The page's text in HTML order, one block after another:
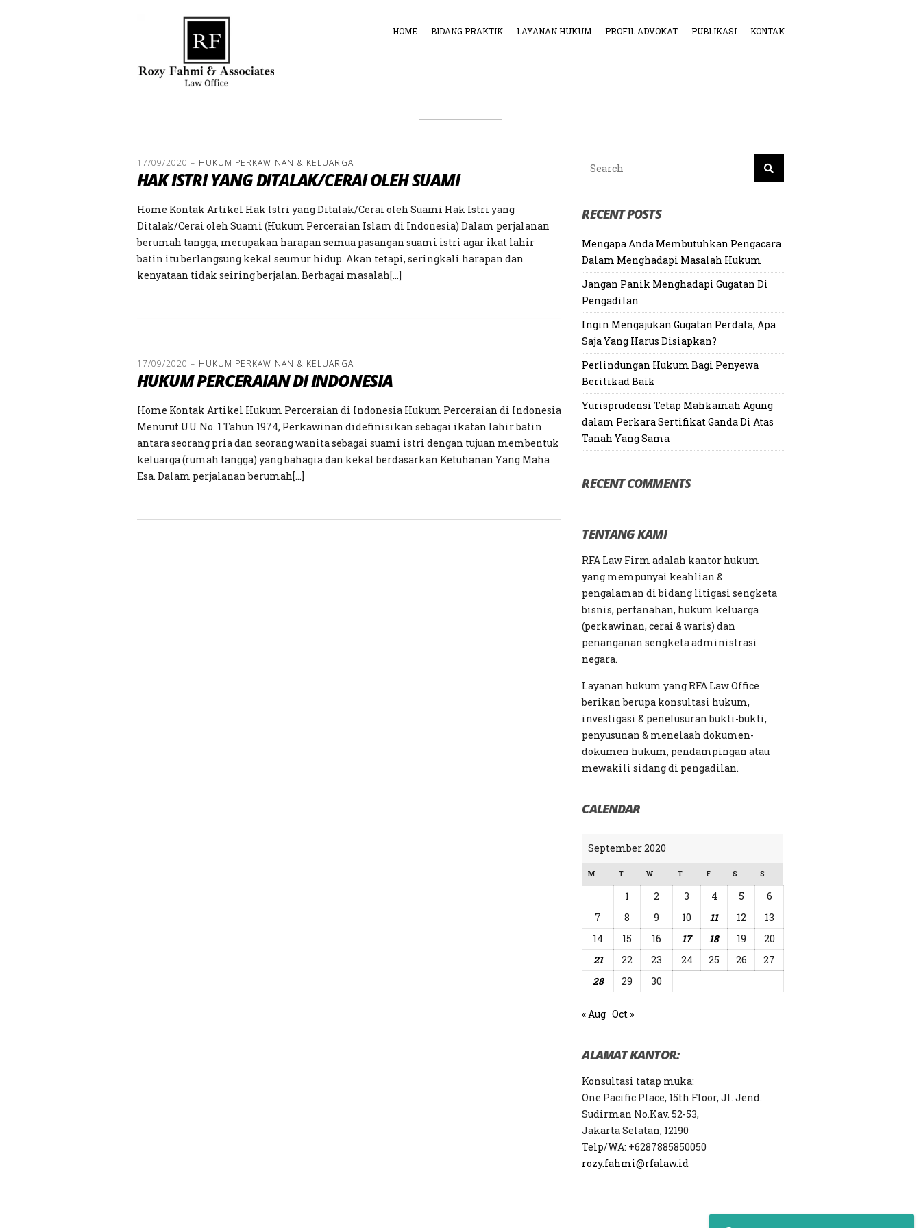
HOME BIDANG PRAKTIK LAYANAN HUKUM PROFIL ADVOKAT PUBLIKASI KONTAK
17/09/2020 – HUKUM PERKAWINAN & KELUARGA
HAK ISTRI YANG DITALAK/CERAI OLEH SUAMI
Home Kontak Artikel Hak Istri yang Ditalak/Cerai oleh Suami Hak Istri yang
Ditalak/Cerai oleh Suami (Hukum Perceraian Islam di Indonesia) Dalam perjalanan
berumah tangga, merupakan harapan semua pasangan suami istri agar ikat lahir
batin itu berlangsung kekal seumur hidup. Akan tetapi, seringkali harapan dan
kenyataan tidak seiring berjalan. Berbagai masalah[…]
17/09/2020 – HUKUM PERKAWINAN & KELUARGA
HUKUM PERCERAIAN DI INDONESIA
Home Kontak Artikel Hukum Perceraian di Indonesia Hukum Perceraian di Indonesia
Menurut UU No. 1 Tahun 1974, Perkawinan didefinisikan sebagai ikatan lahir batin
antara seorang pria dan seorang wanita sebagai suami istri dengan tujuan membentuk
keluarga (rumah tangga) yang bahagia dan kekal berdasarkan Ketuhanan Yang Maha
Esa. Dalam perjalanan berumah[…]
RECENT POSTS
Mengapa Anda Membutuhkan Pengacara
Dalam Menghadapi Masalah Hukum
Jangan Panik Menghadapi Gugatan Di
Pengadilan
Ingin Mengajukan Gugatan Perdata, Apa
Saja Yang Harus Disiapkan?
Perlindungan Hukum Bagi Penyewa
Beritikad Baik
Yurisprudensi Tetap Mahkamah Agung
dalam Perkara Sertifikat Ganda Di Atas
Tanah Yang Sama
RECENT COMMENTS
TENTANG KAMI
RFA Law Firm adalah kantor hukum
yang mempunyai keahlian &
pengalaman di bidang litigasi sengketa
bisnis, pertanahan, hukum keluarga
(perkawinan, cerai & waris) dan
penanganan sengketa administrasi
negara.
Layanan hukum yang RFA Law Office
berikan berupa konsultasi hukum,
investigasi & penelusuran bukti-bukti,
penyusunan & menelaah dokumen-
dokumen hukum, pendampingan atau
mewakili sidang di pengadilan.
CALENDAR
September 2020
M T W T F S S
1 2 3 4 5
6
7
8 9 10 11 12
13
14
15 16 17 18 19
20
21
22 23 24 25 26
27
28
29 30
« Aug Oct »
ALAMAT KANTOR:
Konsultasi tatap muka:
One Pacific Place, 15th Floor, Jl. Jend.
Sudirman No.Kav. 52-53,
Jakarta Selatan, 12190
Telp/WA: +6287885850050
rozy.fahmi@rfalaw.id